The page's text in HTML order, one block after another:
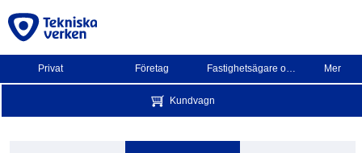
Privat Företag Fastighetsägare och BRF Mer
Kundvagn